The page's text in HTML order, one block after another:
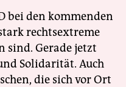
bei den kommenden
rechtsextreme
sind. Gerade jetzt
Solidarität. Auch
die sich vor Ort